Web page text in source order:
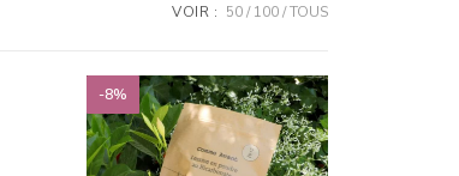
VOIR : 50 100 TOUS
-8%